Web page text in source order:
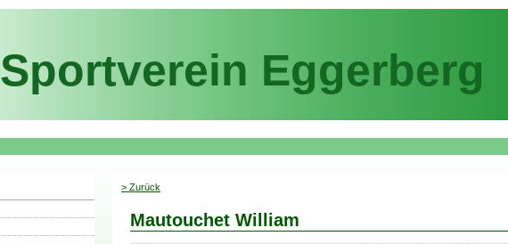
Sportverein Eggerberg
> Zurück
Mautouchet William